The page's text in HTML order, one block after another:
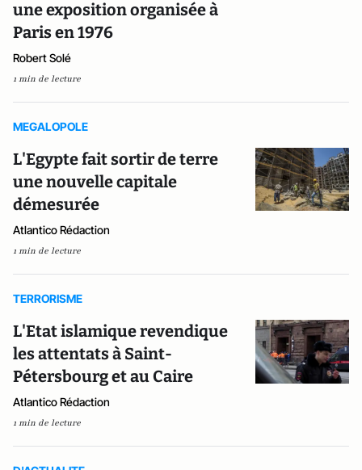
une exposition organisée à
Paris en 1976
Robert Solé
1 min de lecture
MEGALOPOLE
L'Egypte fait sortir de terre
une nouvelle capitale
démesurée
Atlantico Rédaction
1 min de lecture
TERRORISME
L'Etat islamique revendique
les attentats à Saint-
Pétersbourg et au Caire
Atlantico Rédaction
1 min de lecture